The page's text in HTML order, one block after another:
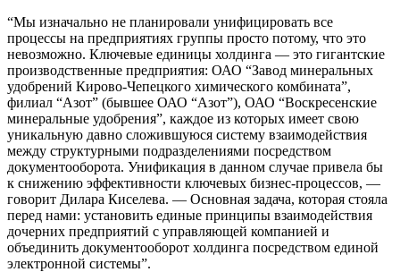
“Мы изначально не планировали унифицировать все
процессы на предприятиях группы просто потому, что это
невозможно. Ключевые единицы холдинга — это гигантские
производственные предприятия: ОАО “Завод минеральных
удобрений Кирово-Чепецкого химического комбината”,
филиал “Азот” (бывшее ОАО “Азот”), ОАО “Воскресенские
минеральные удобрения”, каждое из которых имеет свою
уникальную давно сложившуюся систему взаимодействия
между структурными подразделениями посредством
документооборота. Унификация в данном случае привела бы
к снижению эффективности ключевых бизнес-процессов, —
говорит Дилара Киселева. — Основная задача, которая стояла
перед нами: установить единые принципы взаимодействия
дочерних предприятий с управляющей компанией и
объединить документооборот холдинга посредством единой
электронной системы”.